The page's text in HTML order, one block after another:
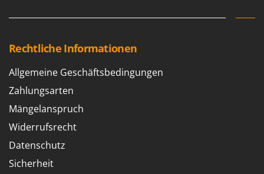
Skil
Snapper
Solidur
Spice Electronics
Spiralmac
Spring Protezione
Spyro
Rechtliche Informationen
Allgemeine Geschäftsbedingungen
Zahlungsarten
Mängelanspruch
Widerrufsrecht
Datenschutz
Sicherheit